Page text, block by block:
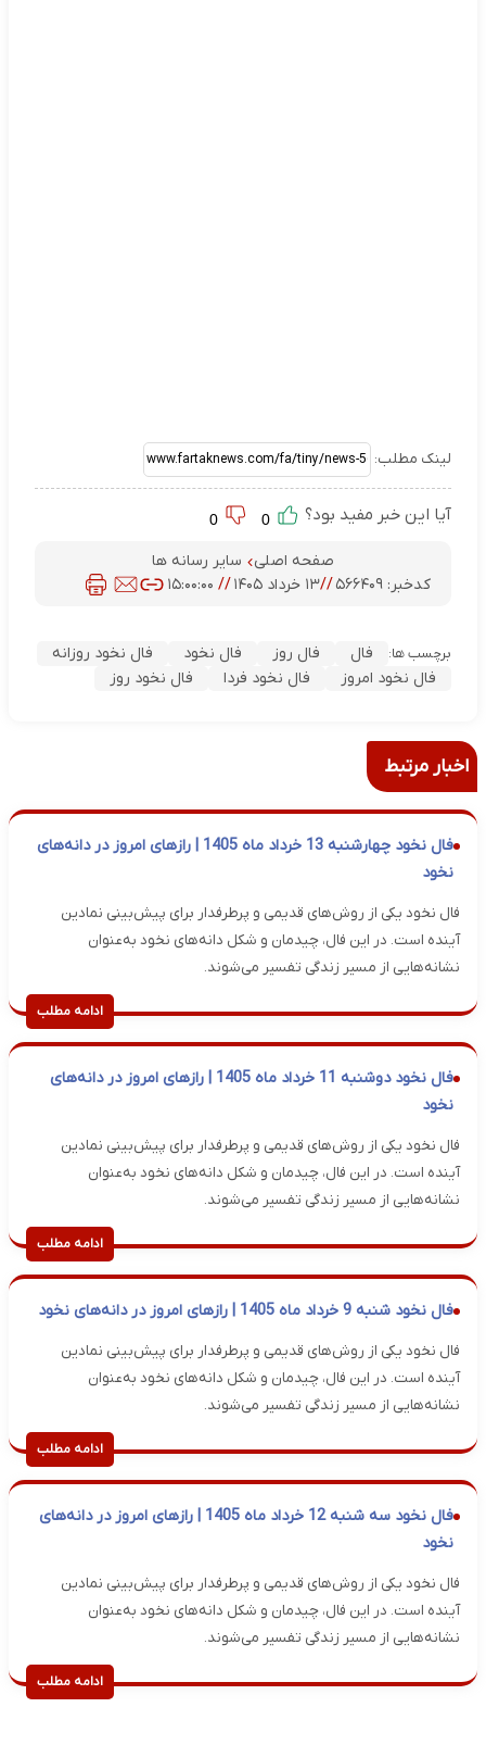
لینک مطلب:
آیا این خبر مفید بود؟
صفحه اصلی
سایر رسانه ها
کدخبر: ۵۶۶۴۰۹ //۱۳ خرداد ۱۴۰۵ // ۱۵:۰۰:۰۰
برچسب ها: فال فال روز فال نخود
فال نخود روزانه
فال نخود امروز
فال نخود فردا فال نخود روز
اخبار مرتبط
فال نخود چهارشنبه 13 خرداد ماه 1405 | رازهای امروز در دانه‌های
نخود
فال نخود یکی از روش‌های قدیمی و پرطرفدار برای پیش‌بینی نمادین
آینده است. در این فال، چیدمان و شکل دانه‌های نخود به‌عنوان
نشانه‌هایی از مسیر زندگی تفسیر می‌شوند.
ادامه مطلب
فال نخود دوشنبه 11 خرداد ماه 1405 | رازهای امروز در دانه‌های
نخود
فال نخود یکی از روش‌های قدیمی و پرطرفدار برای پیش‌بینی نمادین
آینده است. در این فال، چیدمان و شکل دانه‌های نخود به‌عنوان
نشانه‌هایی از مسیر زندگی تفسیر می‌شوند.
ادامه مطلب
فال نخود شنبه 9 خرداد ماه 1405 | رازهای امروز در دانه‌های نخود
فال نخود یکی از روش‌های قدیمی و پرطرفدار برای پیش‌بینی نمادین
آینده است. در این فال، چیدمان و شکل دانه‌های نخود به‌عنوان
نشانه‌هایی از مسیر زندگی تفسیر می‌شوند.
ادامه مطلب
فال نخود سه شنبه 12 خرداد ماه 1405 | رازهای امروز در دانه‌های
نخود
فال نخود یکی از روش‌های قدیمی و پرطرفدار برای پیش‌بینی نمادین
آینده است. در این فال، چیدمان و شکل دانه‌های نخود به‌عنوان
نشانه‌هایی از مسیر زندگی تفسیر می‌شوند.
ادامه مطلب